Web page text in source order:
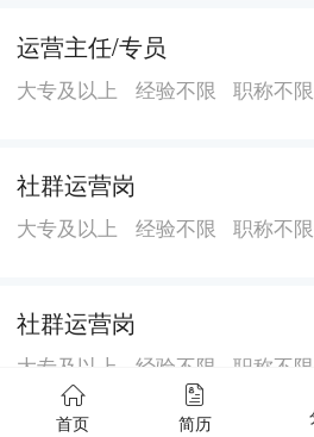
运营主任/专员
大专及以上 经验不限 职称不限
社群运营岗
大专及以上 经验不限 职称不限
社群运营岗
大专及以上 经验不限 职称不限
首页 简历